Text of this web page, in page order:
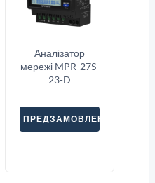
Аналізатор
мережі MPR-27S-
23-D
ПРЕДЗАМОВЛЕННЯ